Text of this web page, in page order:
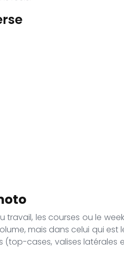
les courses ou le
mais dans celui qui est
cases, valises latérales